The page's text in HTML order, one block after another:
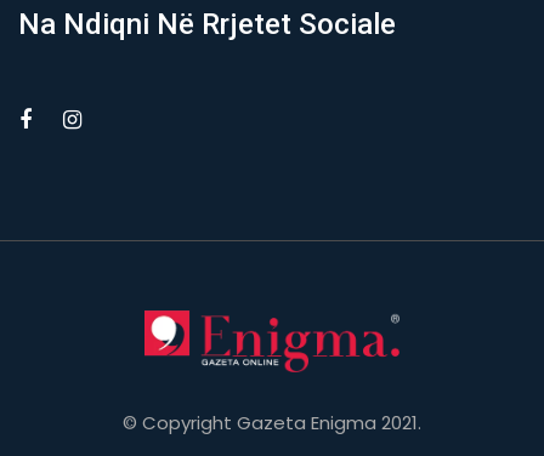
Na Ndiqni Në Rrjetet Sociale
© Copyright Gazeta Enigma 2021.